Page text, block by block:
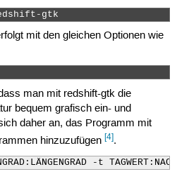
gtk
mit den gleichen Optionen wie
man mit redshift-gtk die
bequem grafisch ein- und
daher an, das Programm mit
hinzuzufügen [4].
-t